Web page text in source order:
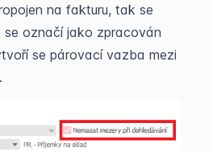
na fakturu, tak se
označí jako zpracován
se párovací vazba mezi